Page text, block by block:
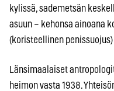
kylissä, sademetsän
asuun – kehonsa ainoana
(koristeellinen
Länsimaalaiset
heimon vasta 1938.